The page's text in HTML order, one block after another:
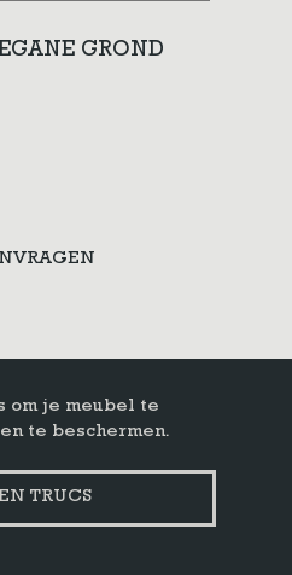
GROND
om je meubel te
te beschermen.
TRUCS